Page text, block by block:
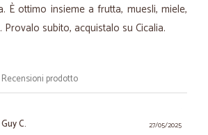
È ottimo insieme a frutta, muesli, miele,
subito, acquistalo su Cicalia.
Recensioni prodotto
27/05/2025
Guy C.